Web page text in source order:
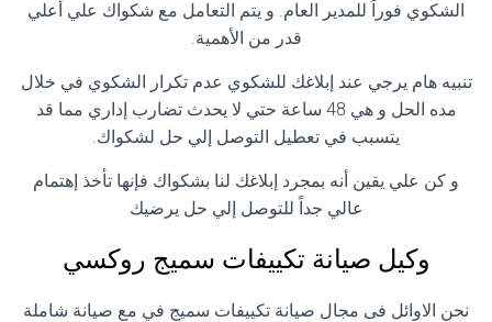
الشكوي فوراً للمدير العام. و يتم التعامل مع شكواك علي أعلي
قدر من الأهمية.
تنبيه هام يرجي عند إبلاغك للشكوي عدم تكرار الشكوي في خلال
مده الحل و هي 48 ساعة حتي لا يحدث تضارب إداري مما قد
يتسبب في تعطيل التوصل إلي حل لشكواك.
و كن علي يقين أنه بمجرد إبلاغك لنا بشكواك فإنها تأخذ إهتمام
عالي جداً للتوصل إلي حل يرضيك
وكيل صيانة تكييفات سميج روكسي
نحن الاوائل فى مجال صيانة تكييفات سميج في مع صيانة شاملة